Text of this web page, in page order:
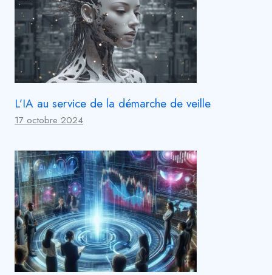
L’IA au service de la démarche de veille
17 octobre 2024